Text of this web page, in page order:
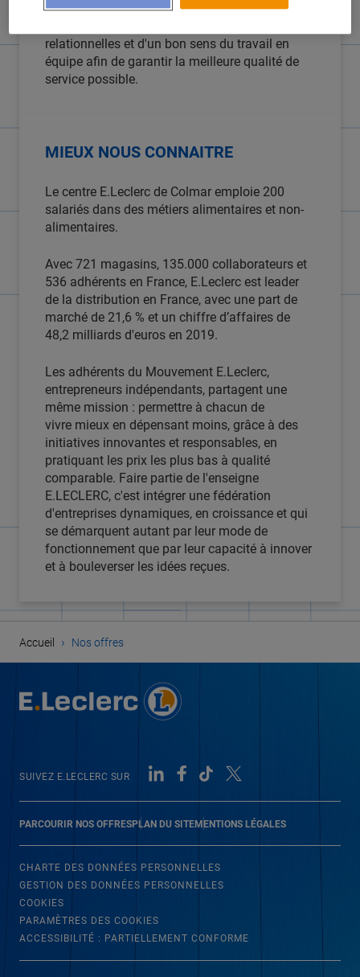
l'encaissement des articles. Vous êtes
relationnelles et d'un bon sens du travail en
équipe afin de garantir la meilleure qualité de
service possible.
MIEUX NOUS CONNAITRE
Le centre E.Leclerc de Colmar emploie 200
salariés dans des métiers alimentaires et non-
alimentaires.
Avec 721 magasins, 135.000 collaborateurs et
536 adhérents en France, E.Leclerc est leader
de la distribution en France, avec une part de
marché de 21,6 % et un chiffre d’affaires de
48,2 milliards d'euros en 2019.
Les adhérents du Mouvement E.Leclerc,
entrepreneurs indépendants, partagent une
même mission : permettre à chacun de
vivre mieux en dépensant moins, grâce à des
initiatives innovantes et responsables, en
pratiquant les prix les plus bas à qualité
comparable. Faire partie de l'enseigne
E.LECLERC, c'est intégrer une fédération
d'entreprises dynamiques, en croissance et qui
se démarquent autant par leur mode de
fonctionnement que par leur capacité à innover
et à bouleverser les idées reçues.
Accueil › Nos offres
PARCOURIR NOS OFFRESPLAN DU SITEMENTIONS LÉGALES
SUIVEZ E.LECLERC SUR
CHARTE DES DONNÉES PERSONNELLES
GESTION DES DONNÉES PERSONNELLES
COOKIES
PARAMÈTRES DES COOKIES
ACCESSIBILITÉ : PARTIELLEMENT CONFORME